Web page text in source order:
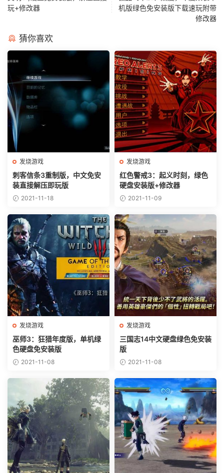
玩+修改器
机版绿色免安装版下载速玩附带
修改器
猜你喜欢
发烧游戏
刺客信条3重制版，中文免安
装直接解压即玩版
2021-11-18
发烧游戏
红色警戒3：起义时刻，绿色
硬盘安装版+修改器
2021-11-09
发烧游戏
巫师3：狂猎年度版，单机绿
色硬盘免安装版
2021-11-08
发烧游戏
三国志14中文硬盘绿色免安装
版
2021-11-08